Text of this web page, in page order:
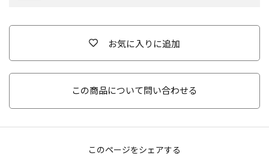
お気に入りに追加
この商品について問い合わせる
このページをシェアする